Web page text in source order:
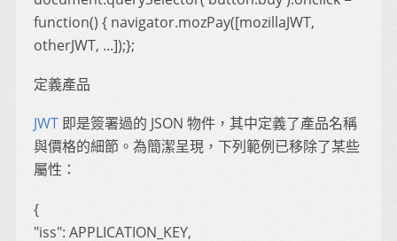
function() { navigator.mozPay([mozillaJWT,
otherJWT, ...]);};
定義產品
JWT 即是簽署過的 JSON 物件，其中定義了產品名稱
與價格的細節。為簡潔呈現，下列範例已移除了某些
屬性：
{
"iss": APPLICATION_KEY,